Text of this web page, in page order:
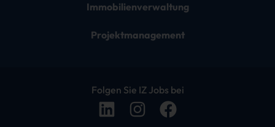
Immobilienverwaltung
Projektmanagement
Folgen Sie IZ Jobs bei